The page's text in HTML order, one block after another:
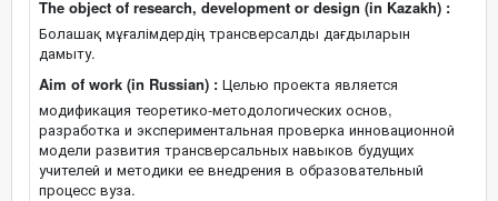
The object of research, development or design (in Kazakh) :
Болашақ мұғалімдердің трансверсалды дағдыларын
дамыту.
Aim of work (in Russian) : Целью проекта является
модификация теоретико-методологических основ,
разработка и экспериментальная проверка инновационной
модели развития трансверсальных навыков будущих
учителей и методики ее внедрения в образовательный
процесс вуза.